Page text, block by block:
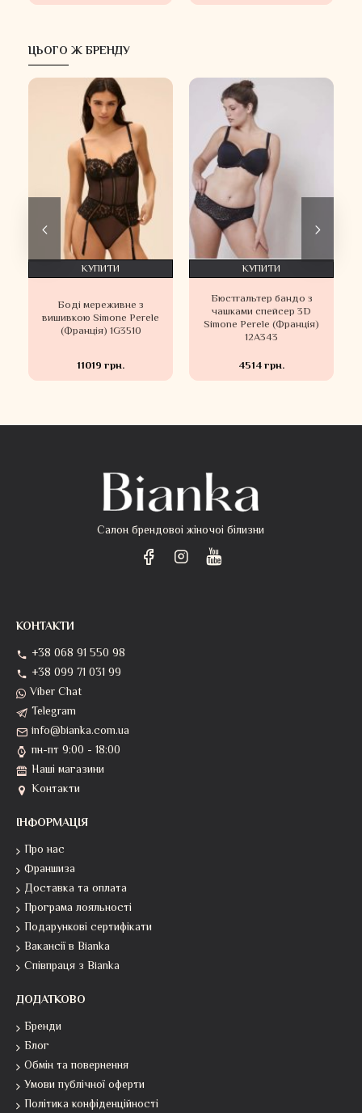
ЦЬОГО Ж БРЕНДУ
Боді мереживне з
вишивкою Simone Perele
(Франція) 1G3510
11019 грн.
КУПИТИ
Бюстгальтер бандо з
чашками спейсер 3D
Simone Perele (Франція)
12A343
4514 грн.
КУПИТИ
Салон брендовоі жіночоі білизни
КОНТАКТИ
+38 068 91 550 98
+38 099 71 031 99
Viber Chat
Telegram
info@bianka.com.ua
пн-пт 9:00 - 18:00
Наші магазини
Контакти
ІНФОРМАЦІЯ
Про нас
Франшиза
Доставка та оплата
Програма лояльності
Подарункові сертифікати
Вакансії в Bianka
Співпраця з Bianka
ДОДАТКОВО
Бренди
Блог
Обмін та повернення
Умови публічної оферти
Політика конфіденційності